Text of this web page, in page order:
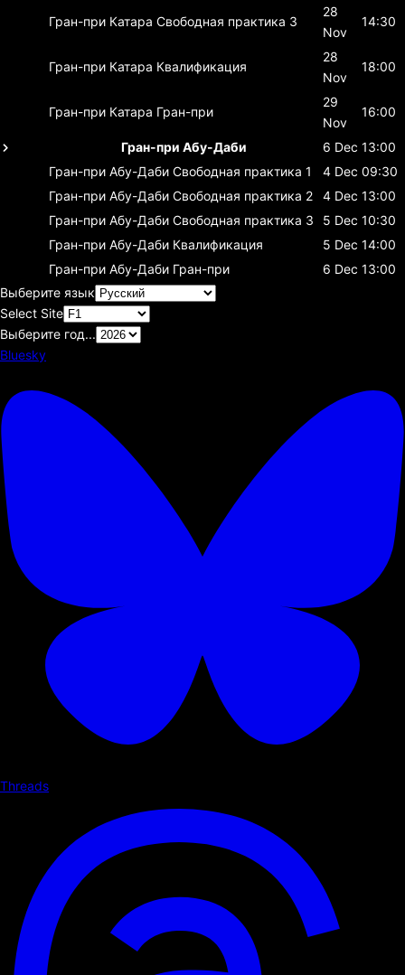
Гран-при Катара Свободная практика 3
28
Nov
14:30
Гран-при Катара Квалификация
28
Nov
18:00
Гран-при Катара Гран-при
29
Nov
16:00
Гран-при Абу-Даби 6 Dec 13:00
Гран-при Абу-Даби Свободная практика 1 4 Dec 09:30
Гран-при Абу-Даби Свободная практика 2 4 Dec 13:00
Гран-при Абу-Даби Свободная практика 3 5 Dec 10:30
Гран-при Абу-Даби Квалификация 5 Dec 14:00
Гран-при Абу-Даби Гран-при 6 Dec 13:00
Выберите язык
Select Site
Выберите год...
Bluesky
Threads